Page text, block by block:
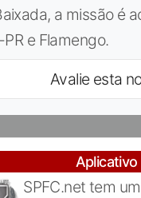
a missão é
e Flamengo.
Avalie esta
SPFC.net tem